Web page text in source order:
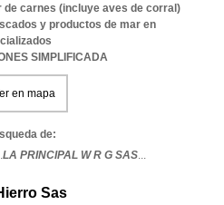
de carnes (incluye aves de corral)
y productos de mar en
SIMPLIFICADA
en mapa
de:
LA PRINCIPAL W R G SAS...
Sas